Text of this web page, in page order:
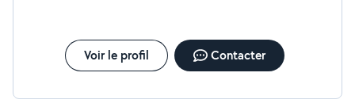
Voir le profil Contacter